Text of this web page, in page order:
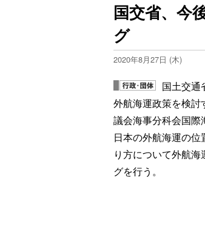
国交省、今
グ
2020年8月27日 (木)
国土交通
外航海運政策を検討
議会海事分科会国際
日本の外航海運の
り方について外航
グを行う。